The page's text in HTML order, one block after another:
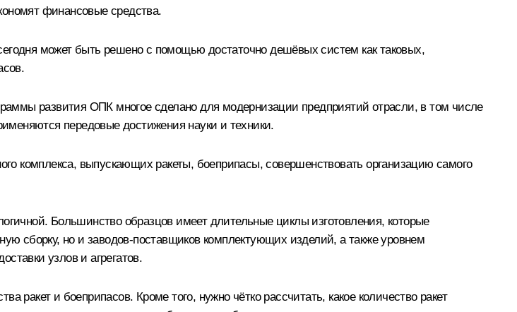
финансовые средства.
может быть решено с помощью достаточно дешёвых систем как таковых,
развития ОПК многое сделано для модернизации предприятий отрасли, в том числе
передовые достижения науки и техники.
комплекса, выпускающих ракеты, боеприпасы, совершенствовать организацию самого
Большинство образцов имеет длительные циклы изготовления, которые
сборку, но и заводов-поставщиков комплектующих изделий, а также уровнем
узлов и агрегатов.
ракет и боеприпасов. Кроме того, нужно чётко рассчитать, какое количество ракет